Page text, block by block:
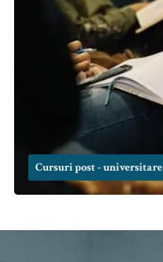
Cursuri post - universitare